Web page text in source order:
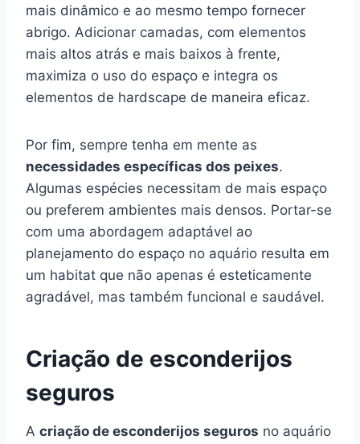
mais dinâmico e ao mesmo tempo fornecer
abrigo. Adicionar camadas, com elementos
mais altos atrás e mais baixos à frente,
maximiza o uso do espaço e integra os
elementos de hardscape de maneira eficaz.
Por fim, sempre tenha em mente as
necessidades específicas dos peixes.
Algumas espécies necessitam de mais espaço
ou preferem ambientes mais densos. Portar-se
com uma abordagem adaptável ao
planejamento do espaço no aquário resulta em
um habitat que não apenas é esteticamente
agradável, mas também funcional e saudável.
Criação de esconderijos
seguros
A criação de esconderijos seguros no aquário